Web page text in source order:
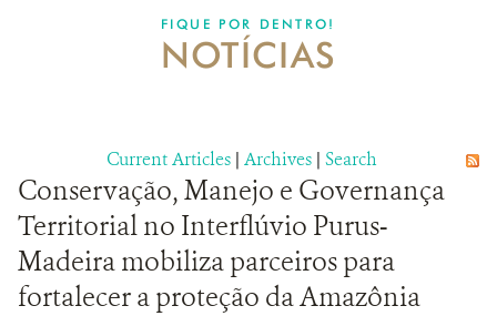
FIQUE POR DENTRO!
NOTÍCIAS
Current Articles | Archives | Search
Conservação, Manejo e Governança
Territorial no Interflúvio Purus-
Madeira mobiliza parceiros para
fortalecer a proteção da Amazônia